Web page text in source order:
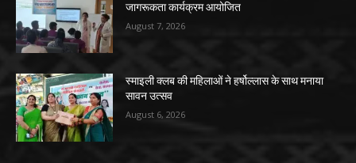
जागरूकता कार्यक्रम आयोजित
August 7, 2026
स्माइली क्लब की महिलाओं ने हर्षोल्लास के साथ मनाया
सावन उत्सव
August 6, 2026